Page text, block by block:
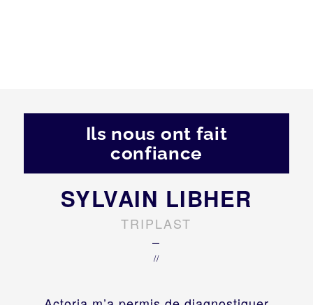
Ils nous ont fait
confiance
SYLVAIN LIBHER
TRIPLAST
–
//